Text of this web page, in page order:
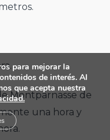
Montparnasse de
una hora y
para mejorar la
de interés. Al
que acepta nuestra